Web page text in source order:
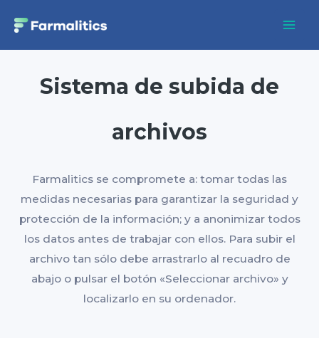
contenido
Sistema de subida de
archivos
Farmalitics se compromete a: tomar todas las
medidas necesarias para garantizar la seguridad y
protección de la información; y a anonimizar todos
los datos antes de trabajar con ellos. Para subir el
archivo tan sólo debe arrastrarlo al recuadro de
abajo o pulsar el botón «Seleccionar archivo» y
localizarlo en su ordenador.